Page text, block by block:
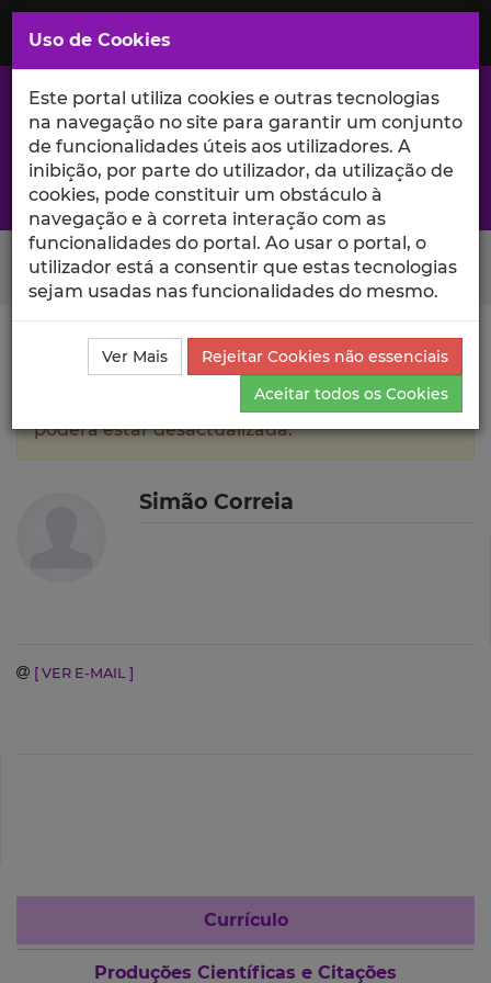
Saltar
para
Conteúdo
Principal
A excelência da investigação e ciência no Iscte
Search Button
Ciência_Iscte Autores Simão Correia Currículo
A informação contida neste perfil público
poderá estar desactualizada.
Simão Correia
[ VER E-MAIL ]
Currículo
Produções Científicas e Citações
Uso de Cookies
Este portal utiliza cookies e outras tecnologias
na navegação no site para garantir um conjunto
de funcionalidades úteis aos utilizadores. A
inibição, por parte do utilizador, da utilização de
cookies, pode constituir um obstáculo à
navegação e à correta interação com as
funcionalidades do portal. Ao usar o portal, o
utilizador está a consentir que estas tecnologias
sejam usadas nas funcionalidades do mesmo.
Ver Mais
Rejeitar Cookies não essenciais
Aceitar todos os Cookies